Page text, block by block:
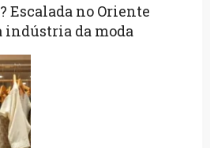
Escalada no Oriente
indústria da moda